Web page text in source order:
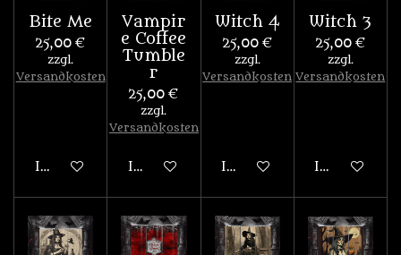
Bite Me
25,00 €
zzgl.
Versandkosten
In den Warenkorb
Vampir
e Coffee
Tumble
r
25,00 €
zzgl.
Versandkosten
In den Warenkorb
Witch 4
25,00 €
zzgl.
Versandkosten
In den Warenkorb
Witch 3
25,00 €
zzgl.
Versandkosten
In den